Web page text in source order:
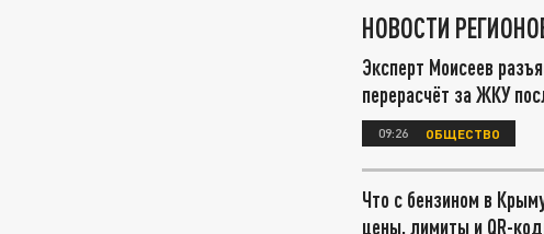
НОВОСТИ
Эксперт Моисеев
перерасчёт за ЖКУ
09:26 ОБЩЕСТВО
Что с бензином в
цены, лимиты и QR-